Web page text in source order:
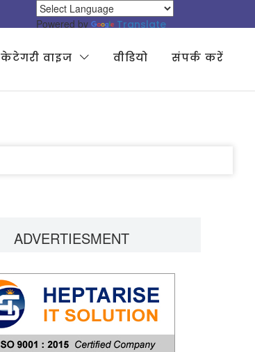
Powered by Translate
केटेगरी वाइज वीडियो संपर्क करें
ADVERTIESMENT